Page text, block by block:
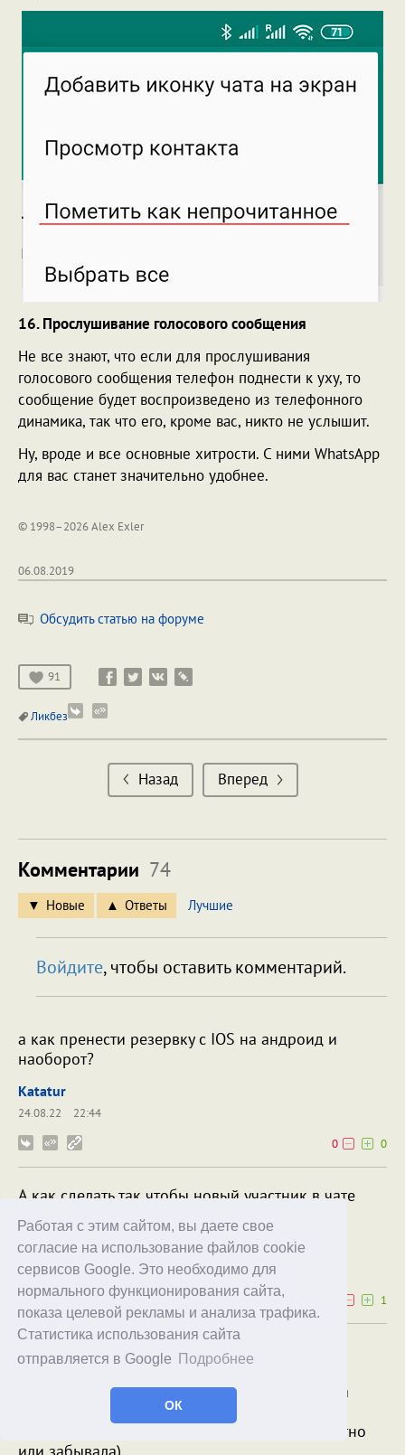
Работая с этим сайтом, вы даете свое
согласие на использование файлов cookie
сервисов Google. Это необходимо для
нормального функционирования сайта,
показа целевой рекламы и анализа трафика.
Статистика использования сайта
отправляется в Google
Подробнее
ОК
16. Прослушивание голосового сообщения
Не все знают, что если для прослушивания
голосового сообщения телефон поднести к уху, то
сообщение будет воспроизведено из телефонного
динамика, так что его, кроме вас, никто не услышит.
Ну, вроде и все основные хитрости. С ними WhatsApp
для вас станет значительно удобнее.
© 1998–2026 Alex Exler
06.08.2019
Обсудить статью на форуме
91
Ликбез
Назад Вперед
Комментарии 74
Новые Ответы Лучшие
Войдите, чтобы оставить комментарий.
а как пренести резервку с IOS на андроид и
наоборот?
Katatur
24.08.22
22:44
0
0
А как сделать так чтобы новый участник в чате
видел все предыдущие сообщения ?
Amiwonder
20.06.20 22:05
1
Алекс, за статью огромное человеческое
спасибище!
Написана простым и понятным языком, мама
наконец изучила нужные фичи (про бОльшую
часть ранее рассказывал, но ей было непонятно
или забывала).